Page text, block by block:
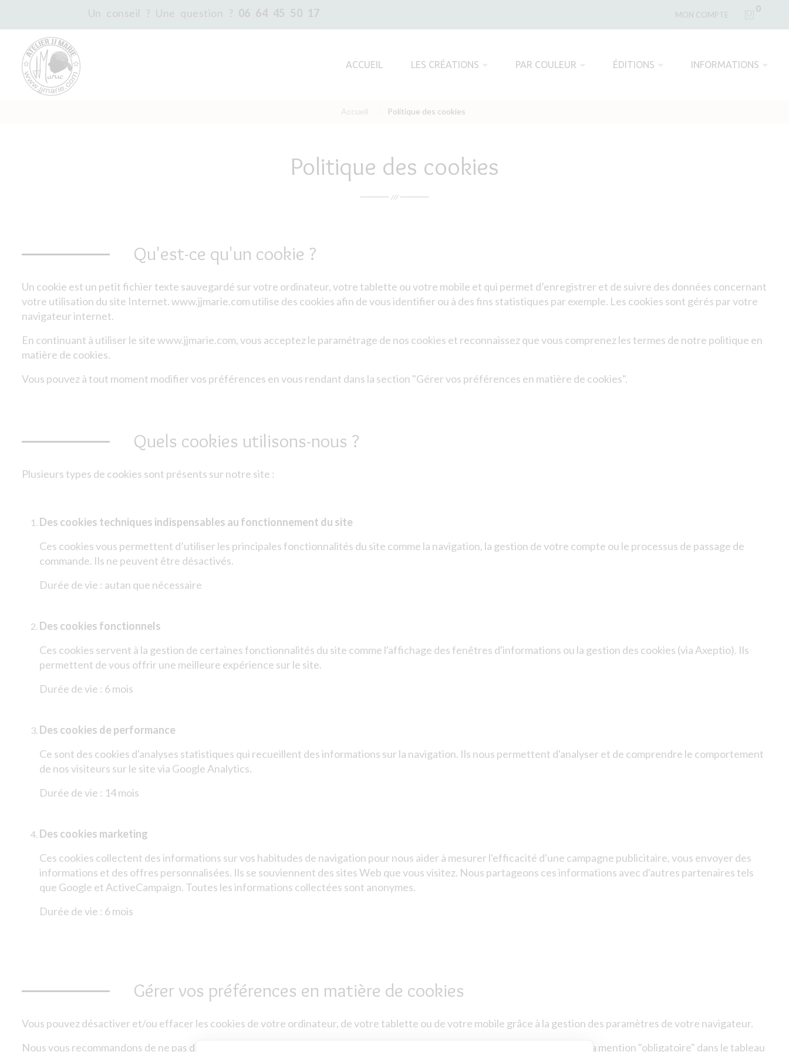
Un conseil ? Une question ? 06 64 45 50 17 MON COMPTE
0
ACCUEIL LES CRÉATIONS PAR COULEUR ÉDITIONS INFORMATIONS
Accueil Politique des cookies
Politique des cookies
Qu'est-ce qu'un cookie ?
Un cookie est un petit fichier texte sauvegardé sur votre ordinateur, votre tablette ou votre mobile et qui permet d’enregistrer et de suivre des données concernant
votre utilisation du site Internet. www.jjmarie.com utilise des cookies afin de vous identifier ou à des fins statistiques par exemple. Les cookies sont gérés par votre
navigateur internet.
En continuant à utiliser le site www.jjmarie.com, vous acceptez le paramétrage de nos cookies et reconnaissez que vous comprenez les termes de notre politique en
matière de cookies.
Vous pouvez à tout moment modifier vos préférences en vous rendant dans la section "Gérer vos préférences en matière de cookies".
Quels cookies utilisons-nous ?
Plusieurs types de cookies sont présents sur notre site :
Des cookies techniques indispensables au fonctionnement du site
Ces cookies vous permettent d’utiliser les principales fonctionnalités du site comme la navigation, la gestion de votre compte ou le processus de passage de
commande. Ils ne peuvent être désactivés.
Durée de vie : autan que nécessaire
Des cookies fonctionnels
Ces cookies servent à la gestion de certaines fonctionnalités du site comme l'affichage des fenêtres d'informations ou la gestion des cookies (via Axeptio). Ils
permettent de vous offrir une meilleure expérience sur le site.
Durée de vie : 6 mois
Des cookies de performance
Ce sont des cookies d'analyses statistiques qui recueillent des informations sur la navigation. Ils nous permettent d'analyser et de comprendre le comportement
de nos visiteurs sur le site via Google Analytics.
Durée de vie : 14 mois
Des cookies marketing
Ces cookies collectent des informations sur vos habitudes de navigation pour nous aider à mesurer l'efficacité d'une campagne publicitaire, vous envoyer des
informations et des offres personnalisées. Ils se souviennent des sites Web que vous visitez. Nous partageons ces informations avec d'autres partenaires tels
que Google et ActiveCampaign. Toutes les informations collectées sont anonymes.
Durée de vie : 6 mois
Gérer vos préférences en matière de cookies
Vous pouvez désactiver et/ou effacer les cookies de votre ordinateur, de votre tablette ou de votre mobile grâce à la gestion des paramètres de votre navigateur.
Nous vous recommandons de ne pas désactiver les cookies strictement nécessaires au fonctionnement du site (cookie ayant la mention "obligatoire" dans le tableau